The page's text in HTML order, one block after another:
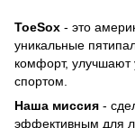
ToeSox - это
уникальные
комфорт, улучшают
спортом.
Наша миссия -
эффективным для